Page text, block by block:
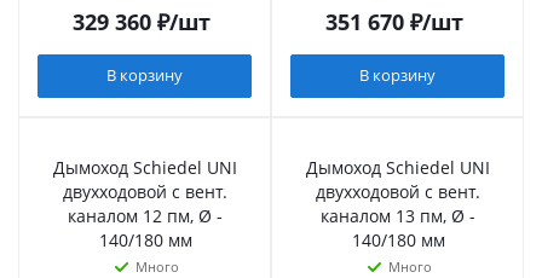
329 360₽/шт
В корзину
351 670₽/шт
В корзину
Дымоход Schiedel UNI
двухходовой с вент.
каналом 12 пм, Ø -
140/180 мм
Много
Дымоход Schiedel UNI
двухходовой с вент.
каналом 13 пм, Ø -
140/180 мм
Много